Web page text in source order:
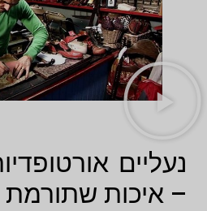
נעליים
– איכות שתורמת